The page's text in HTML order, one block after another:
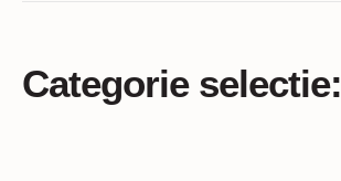
Categorie selectie: